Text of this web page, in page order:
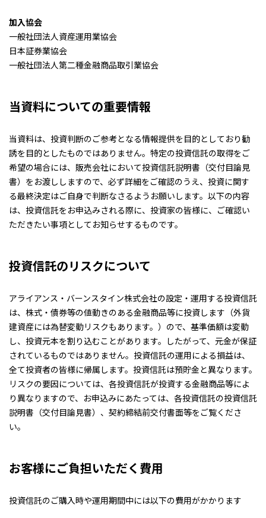
加入協会
一般社団法人資産運用業協会
日本証券業協会
一般社団法人第二種金融商品取引業協会
当資料についての重要情報
当資料は、投資判断のご参考となる情報提供を目的としており勧
誘を目的としたものではありません。特定の投資信託の取得をご
希望の場合には、販売会社において投資信託説明書（交付目論見
書）をお渡ししますので、必ず詳細をご確認のうえ、投資に関す
る最終決定はご自身で判断なさるようお願いします。以下の内容
は、投資信託をお申込みされる際に、投資家の皆様に、ご確認い
ただきたい事項としてお知らせするものです。
投資信託のリスクについて
アライアンス・バーンスタイン株式会社の設定・運用する投資信託
は、株式・債券等の値動きのある金融商品等に投資します（外貨
建資産には為替変動リスクもあります。）ので、基準価額は変動
し、投資元本を割り込むことがあります。したがって、元金が保証
されているものではありません。投資信託の運用による損益は、
全て投資者の皆様に帰属します。投資信託は預貯金と異なります。
リスクの要因については、各投資信託が投資する金融商品等によ
り異なりますので、お申込みにあたっては、各投資信託の投資信託
説明書（交付目論見書）、契約締結前交付書面等をご覧くださ
い。
お客様にご負担いただく費用
投資信託のご購入時や運用期間中には以下の費用がかかります